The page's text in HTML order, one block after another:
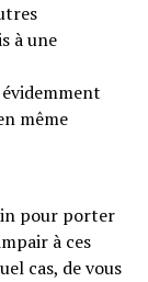
à une
même
pour porter
à ces
cas, de vous